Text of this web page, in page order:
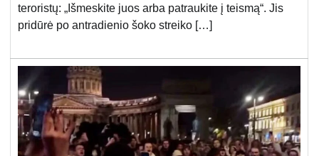
teroristų: „Išmeskite juos arba patraukite į teismą“. Jis
pridūrė po antradienio šoko streiko […]